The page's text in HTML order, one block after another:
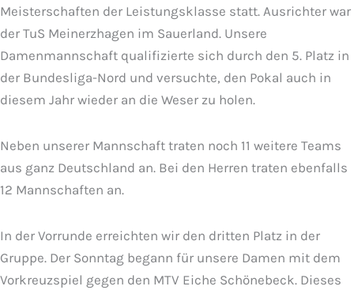
Meisterschaften der Leistungsklasse statt. Ausrichter war
der TuS Meinerzhagen im Sauerland. Unsere
Damenmannschaft qualifizierte sich durch den 5. Platz in
der Bundesliga-Nord und versuchte, den Pokal auch in
diesem Jahr wieder an die Weser zu holen.
Neben unserer Mannschaft traten noch 11 weitere Teams
aus ganz Deutschland an. Bei den Herren traten ebenfalls
12 Mannschaften an.
In der Vorrunde erreichten wir den dritten Platz in der
Gruppe. Der Sonntag begann für unsere Damen mit dem
Vorkreuzspiel gegen den MTV Eiche Schönebeck. Dieses